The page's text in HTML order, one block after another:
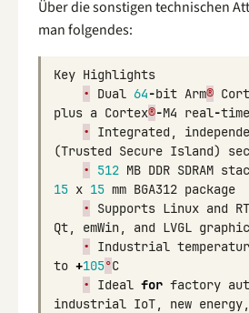
Über die sonstigen technischen
man folgendes:
Key Highlights
•
Dual 64-bit Arm®
plus a Cortex®-M4 real-time
•
Integrated,
(Trusted Secure Island)
•
512 MB DDR SDRAM
15 x 15 mm BGA312 package
•
Supports Linux and
Qt, emWin, and LVGL
•
Industrial
to +105°C
•
Ideal for factory
industrial IoT, new energy,